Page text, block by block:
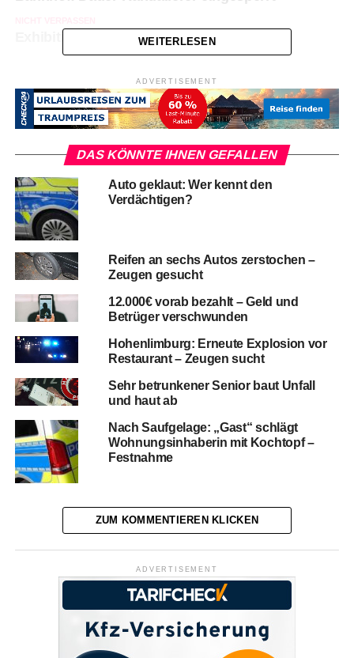
Exhibitionist festgenommen
WEITERLESEN
ADVERTISEMENT
DAS KÖNNTE IHNEN GEFALLEN
Auto geklaut: Wer kennt den
Verdächtigen?
Reifen an sechs Autos zerstochen –
Zeugen gesucht
12.000€ vorab bezahlt – Geld und
Betrüger verschwunden
Hohenlimburg: Erneute Explosion vor
Restaurant – Zeugen sucht
Sehr betrunkener Senior baut Unfall
und haut ab
Nach Saufgelage: „Gast“ schlägt
Wohnungsinhaberin mit Kochtopf –
Festnahme
ZUM KOMMENTIEREN KLICKEN
ADVERTISEMENT